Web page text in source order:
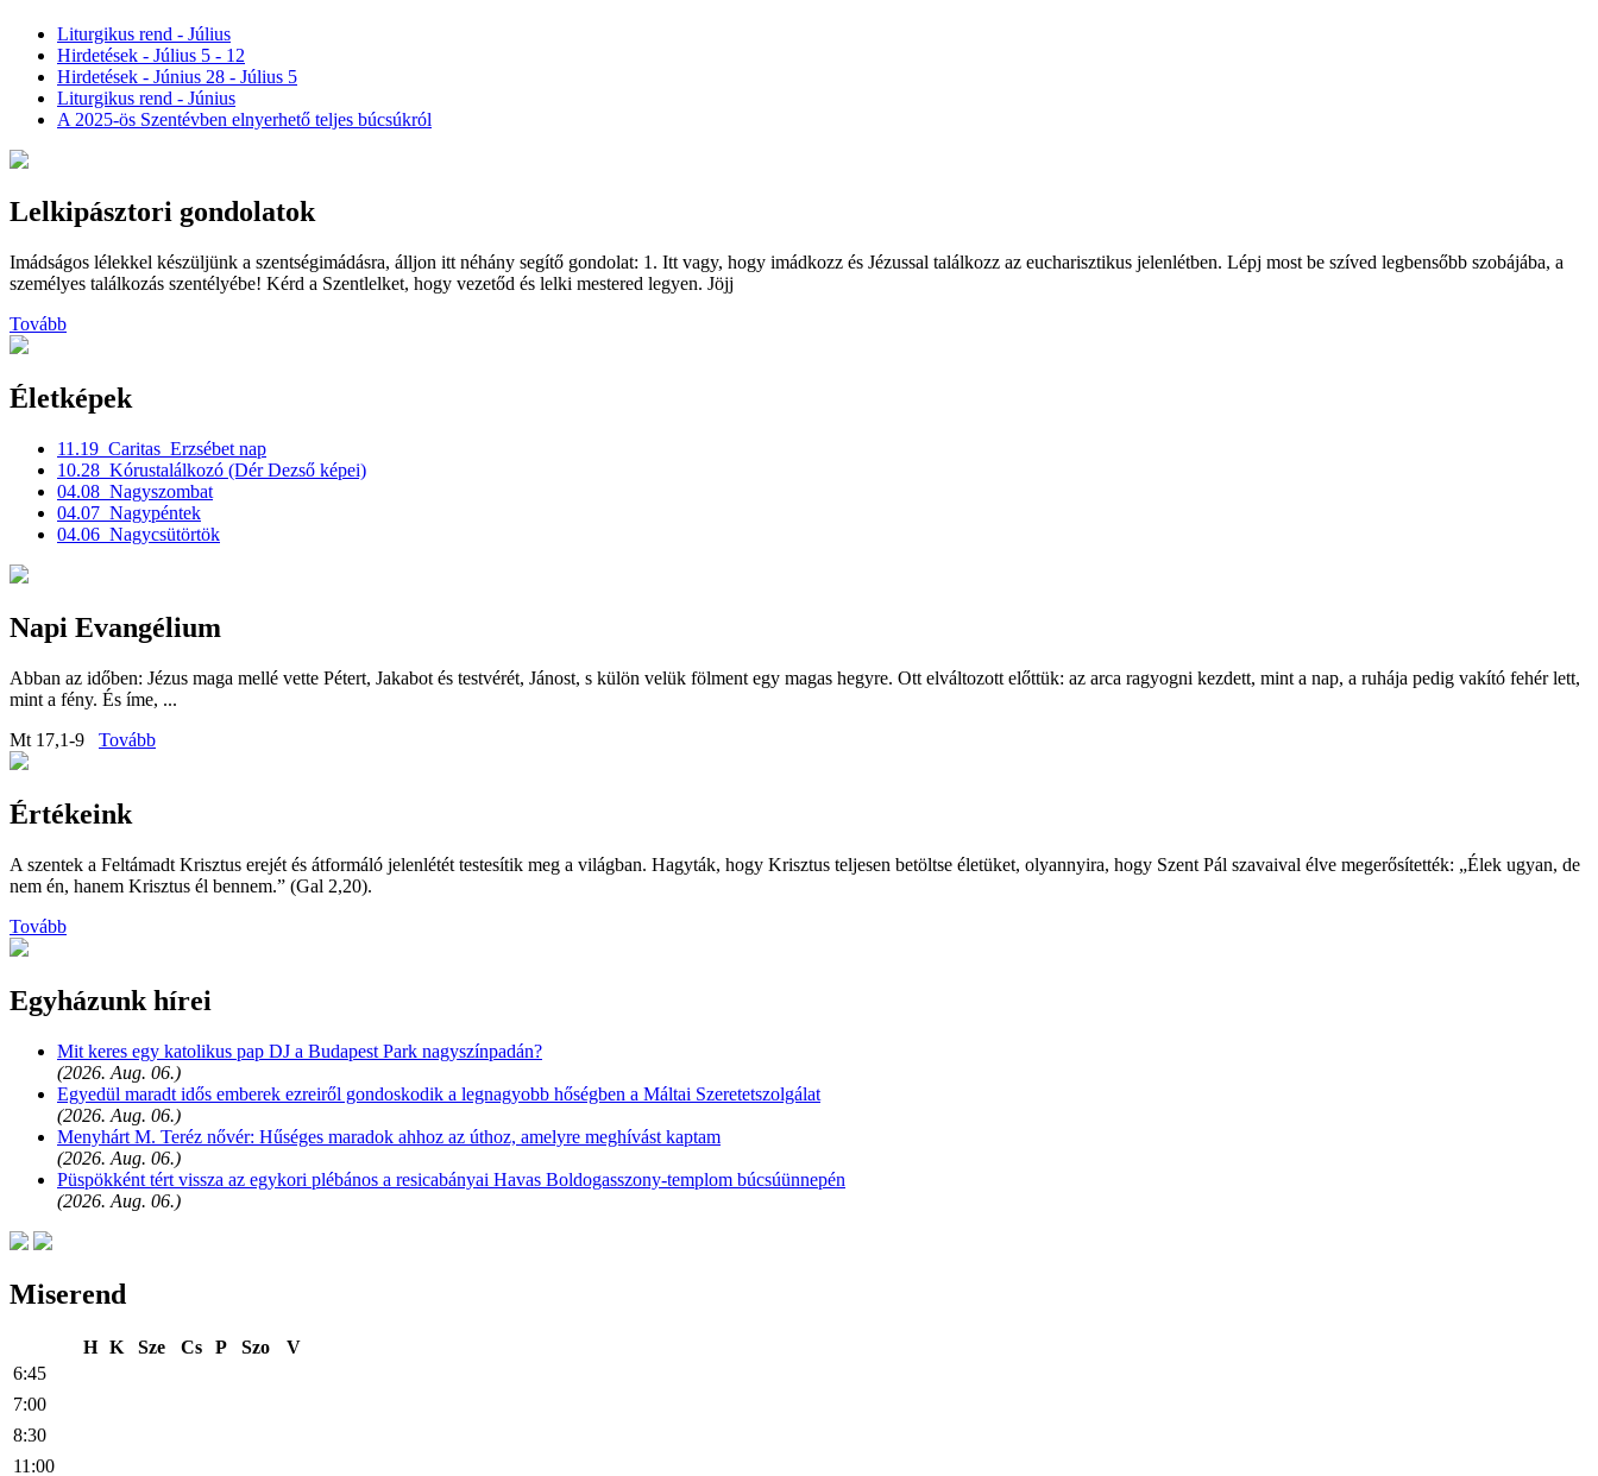
Liturgikus rend - Július
Hirdetések - Július 5 - 12
Hirdetések - Június 28 - Július 5
Liturgikus rend - Június
A 2025-ös Szentévben elnyerhető teljes búcsúkról
Lelkipásztori gondolatok
Imádságos lélekkel készüljünk a szentségimádásra, álljon itt néhány segítő gondolat: 1. Itt vagy, hogy imádkozz és Jézussal találkozz az eucharisztikus jelenlétben. Lépj most be szíved legbensőbb szobájába, a
személyes találkozás szentélyébe! Kérd a Szentlelket, hogy vezetőd és lelki mestered legyen. Jöjj
Tovább
Életképek
11.19_Caritas_Erzsébet nap
10.28_Kórustalálkozó (Dér Dezső képei)
04.08_Nagyszombat
04.07_Nagypéntek
04.06_Nagycsütörtök
Napi Evangélium
Abban az időben: Jézus maga mellé vette Pétert, Jakabot és testvérét, Jánost, s külön velük fölment egy magas hegyre. Ott elváltozott előttük: az arca ragyogni kezdett, mint a nap, a ruhája pedig vakító fehér lett,
mint a fény. És íme, ...
Mt 17,1-9 Tovább
Értékeink
A szentek a Feltámadt Krisztus erejét és átformáló jelenlétét testesítik meg a világban. Hagyták, hogy Krisztus teljesen betöltse életüket, olyannyira, hogy Szent Pál szavaival élve megerősítették: „Élek ugyan, de
nem én, hanem Krisztus él bennem.” (Gal 2,20).
Tovább
Egyházunk hírei
Mit keres egy katolikus pap DJ a Budapest Park nagyszínpadán?
(2026. Aug. 06.)
Egyedül maradt idős emberek ezreiről gondoskodik a legnagyobb hőségben a Máltai Szeretetszolgálat
(2026. Aug. 06.)
Menyhárt M. Teréz nővér: Hűséges maradok ahhoz az úthoz, amelyre meghívást kaptam
(2026. Aug. 06.)
Püspökként tért vissza az egykori plébános a resicabányai Havas Boldogasszony-templom búcsúünnepén
(2026. Aug. 06.)
Miserend
H K Sze Cs P Szo
V
6:45
7:00
8:30
11:00